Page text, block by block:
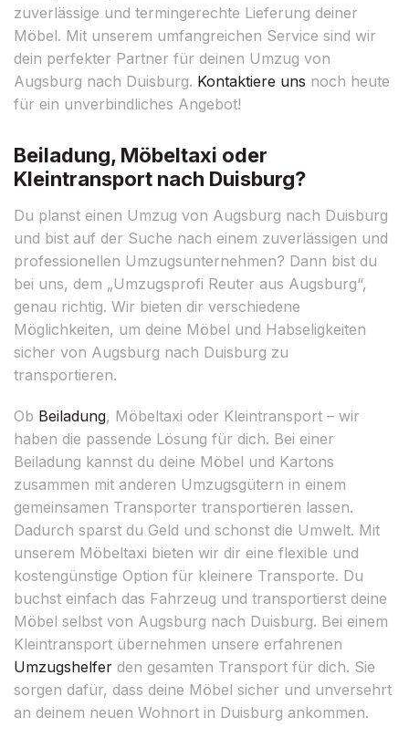
zuverlässige und termingerechte Lieferung deiner
Möbel. Mit unserem umfangreichen Service sind wir
dein perfekter Partner für deinen Umzug von
Augsburg nach Duisburg. Kontaktiere uns noch heute
für ein unverbindliches Angebot!
Beiladung, Möbeltaxi oder
Kleintransport nach Duisburg?
Du planst einen Umzug von Augsburg nach Duisburg
und bist auf der Suche nach einem zuverlässigen und
professionellen Umzugsunternehmen? Dann bist du
bei uns, dem „Umzugsprofi Reuter aus Augsburg“,
genau richtig. Wir bieten dir verschiedene
Möglichkeiten, um deine Möbel und Habseligkeiten
sicher von Augsburg nach Duisburg zu
transportieren.
Ob Beiladung, Möbeltaxi oder Kleintransport – wir
haben die passende Lösung für dich. Bei einer
Beiladung kannst du deine Möbel und Kartons
zusammen mit anderen Umzugsgütern in einem
gemeinsamen Transporter transportieren lassen.
Dadurch sparst du Geld und schonst die Umwelt. Mit
unserem Möbeltaxi bieten wir dir eine flexible und
kostengünstige Option für kleinere Transporte. Du
buchst einfach das Fahrzeug und transportierst deine
Möbel selbst von Augsburg nach Duisburg. Bei einem
Kleintransport übernehmen unsere erfahrenen
Umzugshelfer den gesamten Transport für dich. Sie
sorgen dafür, dass deine Möbel sicher und unversehrt
an deinem neuen Wohnort in Duisburg ankommen.